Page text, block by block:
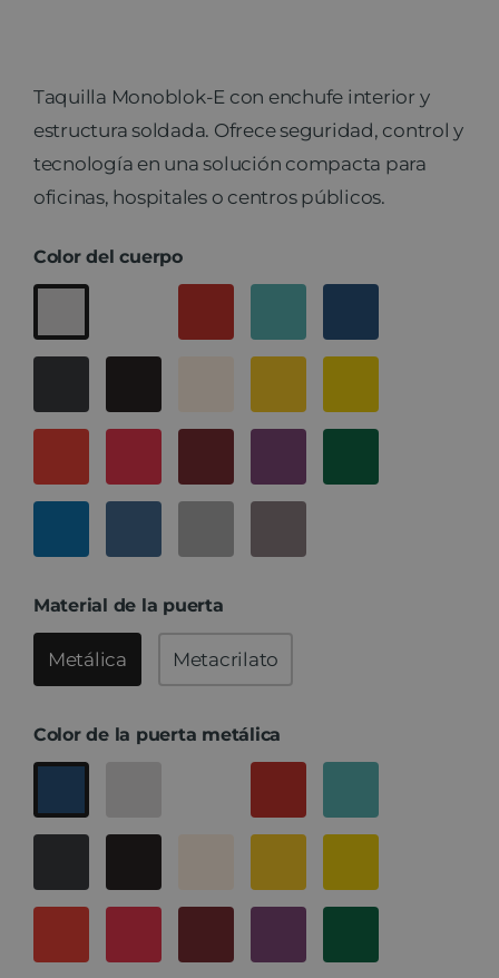
Taquilla Monoblok-E con enchufe interior y
estructura soldada. Ofrece seguridad, control y
tecnología en una solución compacta para
oficinas, hospitales o centros públicos.
Color del cuerpo
Material de la puerta
Metálica Metacrilato
Color de la puerta metálica